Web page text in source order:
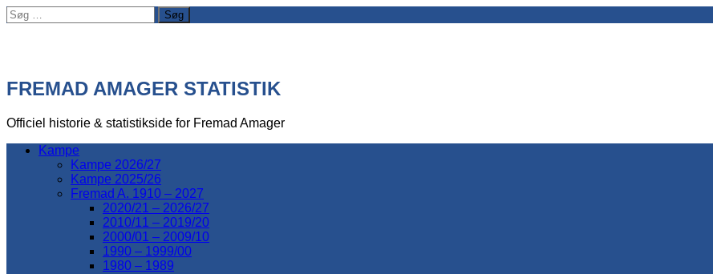
Søg
efter:
FREMAD AMAGER STATISTIK
Officiel historie & statistikside for Fremad Amager
Kampe
Kampe 2026/27
Kampe 2025/26
Fremad A. 1910 – 2027
2020/21 – 2026/27
2010/11 – 2019/20
2000/01 – 2009/10
1990 – 1999/00
1980 – 1989